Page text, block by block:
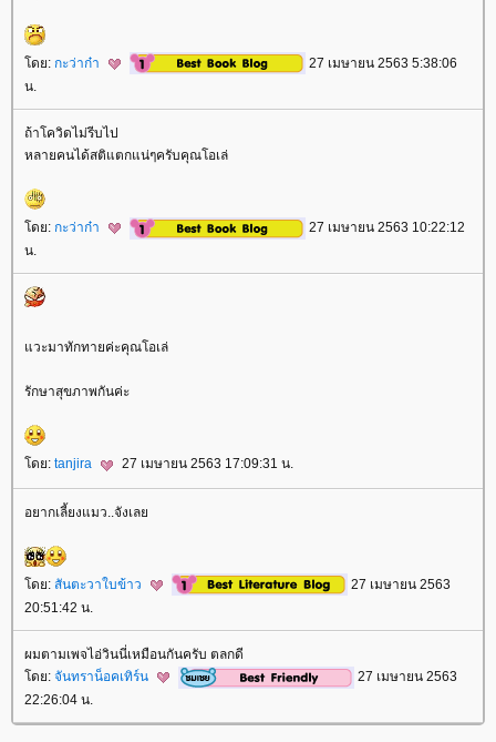
ดย: กะว่าก๋า
27 เมษายน 2563 5:38:06
น.
ถ้าโควิดไม่รีบไป
หลายคนได้สติแตกแน่ๆครับคุณโอเล่
ดย: กะว่าก๋า
27 เมษายน 2563 10:22:12
น.
วะมาทักทายค่ะคุณโอเล่
รักษาสุขภาพกันค่ะ
ดย: tanjira 27 เมษายน 2563 17:09:31 น.
อยากเลี้ยงแมว..จังเล
ดย: สันตะวาใบข้าว
27 เมษายน 2563
20:51:42 น.
ผมตามเพจไอ่วินนี่เหมือนกันครับ ตลกดี
ดย: จันทราน็อคเทิร์น
27 เมษายน 2563
22:26:04 น.